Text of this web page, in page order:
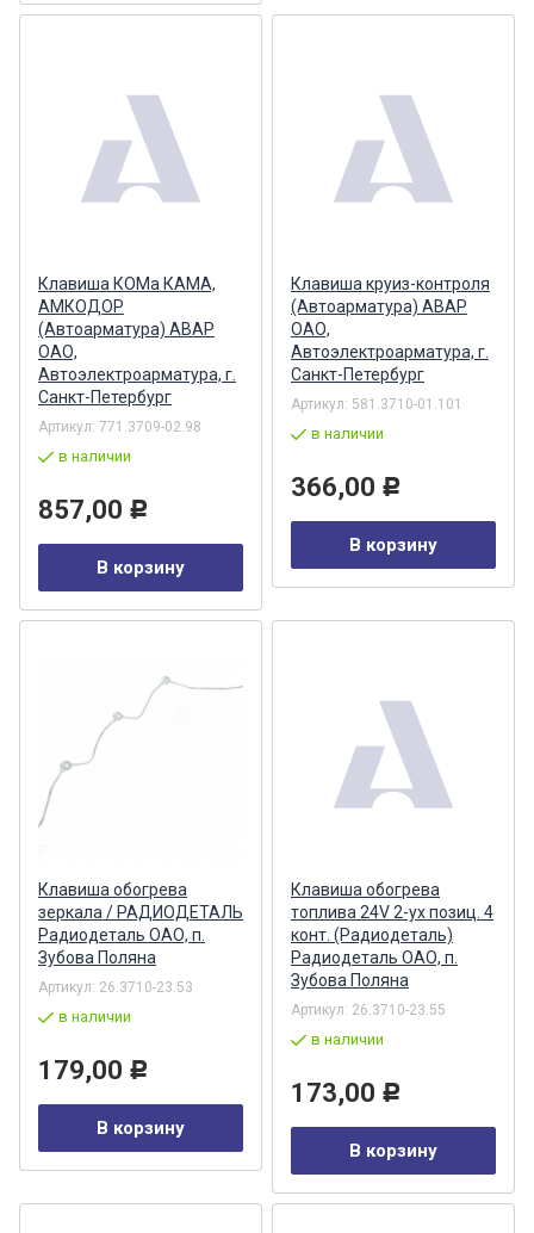
Клавиша КОМа КАМА,
АМКОДОР
(Автоарматура) АВАР
ОАО,
Автоэлектроарматура, г.
Санкт-Петербург
Артикул: 771.3709-02.98
в наличии
857,00 Р
В корзину
Клавиша круиз-контроля
(Автоарматура) АВАР
ОАО,
Автоэлектроарматура, г.
Санкт-Петербург
Артикул: 581.3710-01.101
в наличии
366,00 Р
В корзину
Клавиша обогрева
зеркала / РАДИОДЕТАЛЬ
Радиодеталь ОАО, п.
Зубова Поляна
Артикул: 26.3710-23.53
в наличии
179,00 Р
В корзину
Клавиша обогрева
топлива 24V 2-ух позиц. 4
конт. (Радиодеталь)
Радиодеталь ОАО, п.
Зубова Поляна
Артикул: 26.3710-23.55
в наличии
173,00 Р
В корзину